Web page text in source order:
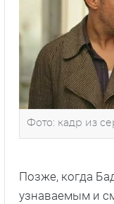
Фото: кадр из
Позже, когда
узнаваемым и